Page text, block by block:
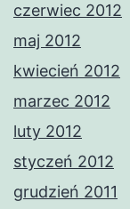
czerwiec 2012
maj 2012
kwiecień 2012
marzec 2012
luty 2012
styczeń 2012
grudzień 2011